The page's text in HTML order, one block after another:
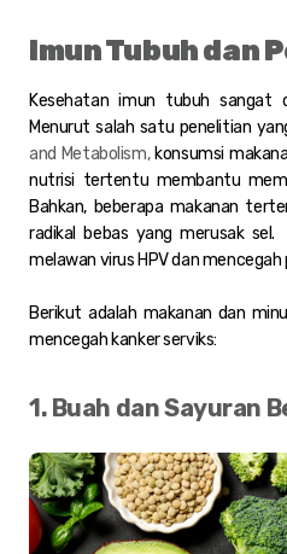
Imun Tubuh dan
Kesehatan imun tubuh sangat
Menurut salah satu penelitian
and Metabolism,konsumsi
nutrisi tertentu membantu
Bahkan, beberapa makanan
radikal bebas yang merusak
melawan virus HPV dan
Berikut adalah makanan dan
mencegah kanker serviks:
1. Buah dan Sayuran